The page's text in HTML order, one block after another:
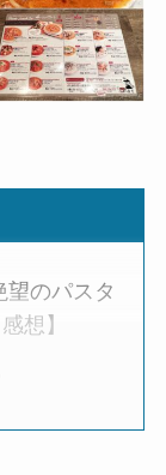
のパスタ
想】